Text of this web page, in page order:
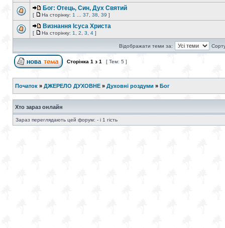
Бог: Отець, Син, Дух Святий
[ На сторінку: 1 37 38 39 ]
Визнання Ісуса Христа
[ На сторінку: 1 2 3 4 ]
Відображати теми за:
Сторінка 1 з 1 [ Тем: 5 ]
Початок » ДЖЕРЕЛО ДУХОВНЕ » Духовні роздуми » Бог
Хто зараз онлайн
Зараз переглядають цей форум: - і 1 гість